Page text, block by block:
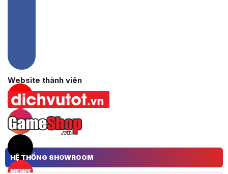
Hacom YouTube
Hacom Instagram
Hacom TikTok
Website thành viên
HỆ THỐNG SHOWROOM